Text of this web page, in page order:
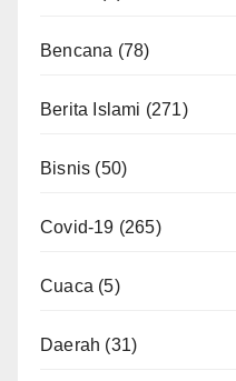
Bencana (78)
Berita Islami (271)
Bisnis (50)
Covid-19 (265)
Cuaca (5)
Daerah (31)